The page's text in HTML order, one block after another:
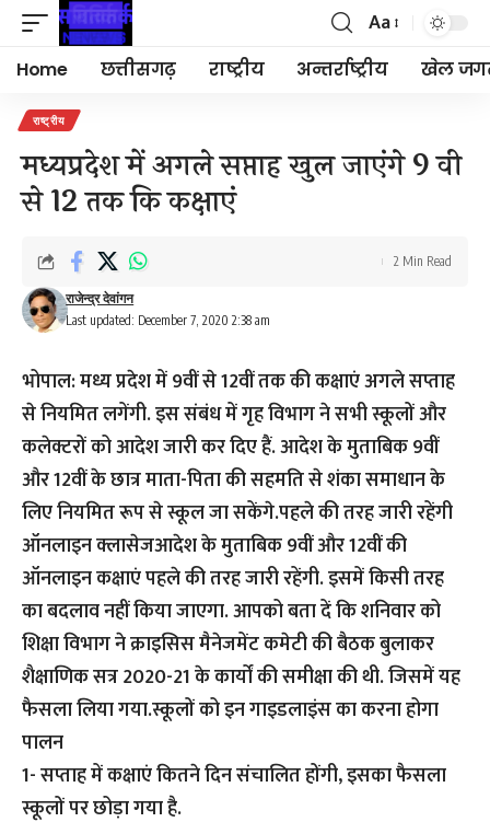
Font
Resizer
Aa
Home छत्तीसगढ़ राष्ट्रीय अन्तर्राष्ट्रीय खेल
राष्ट्रीय
मध्यप्रदेश में अगले सप्ताह खुल जाएंगे 9 वी
से 12 तक कि कक्षाएं
Last updated: December 7, 2020 2:38 am
राजेन्द्र देवांगन
2 Min Read
भोपाल: मध्य प्रदेश में 9वीं से 12वीं तक की कक्षाएं अगले सप्ताह
से नियमित लगेंगी. इस संबंध में गृह विभाग ने सभी स्कूलों और
कलेक्टरों को आदेश जारी कर दिए हैं. आदेश के मुताबिक 9वीं
और 12वीं के छात्र माता-पिता की सहमति से शंका समाधान के
लिए नियमित रूप से स्कूल जा सकेंगे.पहले की तरह जारी रहेंगी
ऑनलाइन क्लासेजआदेश के मुताबिक 9वीं और 12वीं की
ऑनलाइन कक्षाएं पहले की तरह जारी रहेंगी. इसमें किसी तरह
का बदलाव नहीं किया जाएगा. आपको बता दें कि शनिवार को
शिक्षा विभाग ने क्राइसिस मैनेजमेंट कमेटी की बैठक बुलाकर
शैक्षाणिक सत्र 2020-21 के कार्यों की समीक्षा की थी. जिसमें यह
फैसला लिया गया.स्कूलों को इन गाइडलाइंस का करना होगा
पालन
1- सप्ताह में कक्षाएं कितने दिन संचालित होंगी, इसका फैसला
स्कूलों पर छोड़ा गया है.